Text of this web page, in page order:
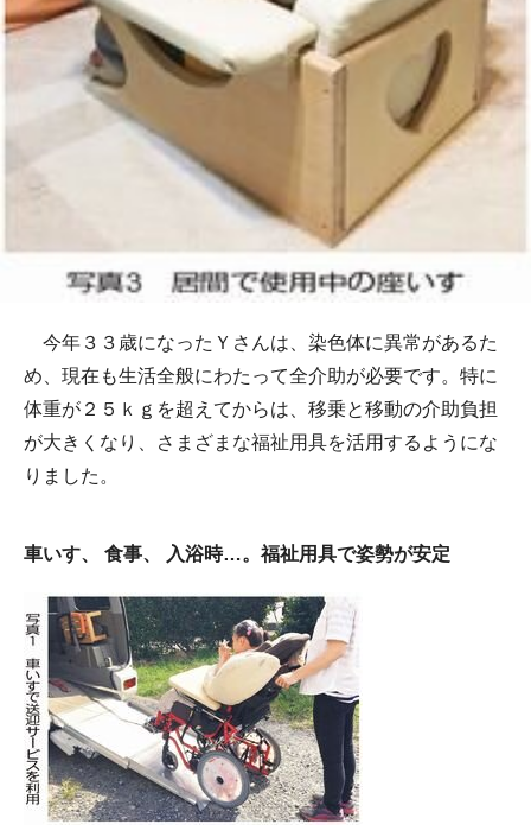
今年３３歳になったＹさんは、染色体に異常があるた
め、現在も生活全般にわたって全介助が必要です。特に
体重が２５ｋｇを超えてからは、移乗と移動の介助負担
が大きくなり、さまざまな福祉用具を活用するようにな
りました。
車いす、 食事、 入浴時…。福祉用具で姿勢が安定